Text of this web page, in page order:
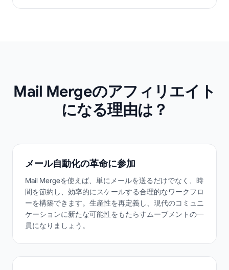
Mail Mergeのアフィリエイト
になる理由は？
メール自動化の革命に参加
Mail Mergeを使えば、単にメールを送るだけでなく、時
間を節約し、効率的にスケールする合理的なワークフロ
ーを構築できます。生産性を再定義し、現代のコミュニ
ケーションに新たな可能性をもたらすムーブメントの一
員になりましょう。